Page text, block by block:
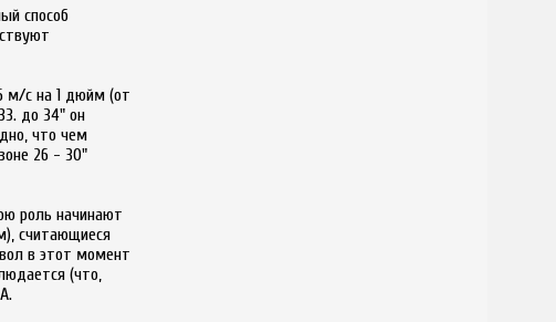
способ
м/с на 1 дюйм (от
до 34" он
что чем
26 - 30"
роль начинают
считающиеся
в этот момент
(что,